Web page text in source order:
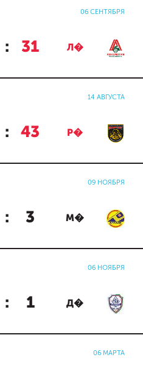
06 СЕНТЯБРЯ
: 31 Л�
14 АВГУСТА
: 43 Р�
09 НОЯБРЯ
: 3 М�
06 НОЯБРЯ
: 1 Д�
06 МАРТА